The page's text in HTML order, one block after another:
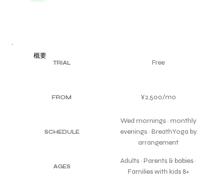
TRIAL Free
FROM ¥2,500/mo
SCHEDULE
Wed mornings · monthly
evenings · BreathYoga by
arrangement
AGES
Adults · Parents & babies ·
Families with kids 8+
概要